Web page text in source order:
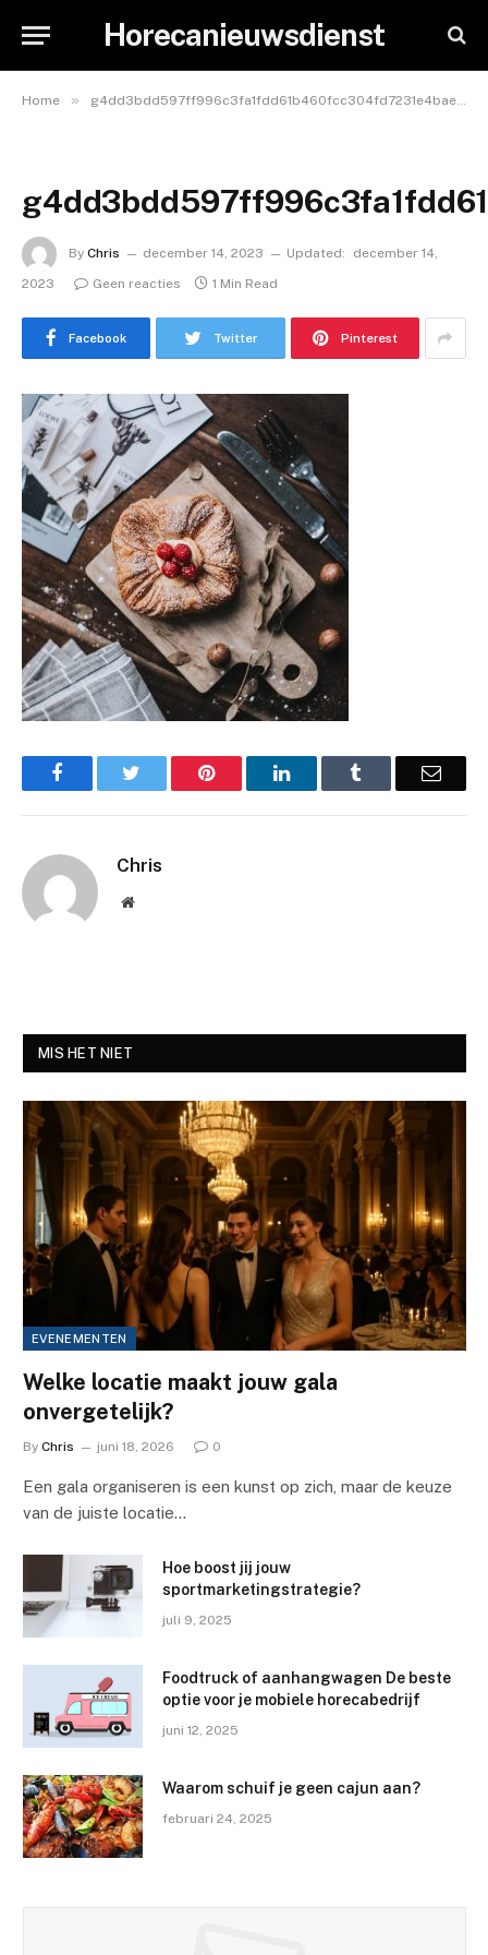
Horecanieuwsdienst
Home » g4dd3bdd597ff996c3fa1fdd61b460fcc304fd7231e4bae9526a42f0dfd1ebb8fdef8a565bd92772ec7998b950a50198a5b1183374a5ce3348df175d9cc467c7d_640
By Chris december 14, 2023 Updated:
december 14,
2023
Geen reacties 1 Min Read
Facebook Twitter Pinterest
Facebook Pinterest LinkedIn Email
Chris
Website
MIS HET NIET
EVENEMENTEN
Welke locatie maakt jouw gala
onvergetelijk?
By Chris juni 18, 2026 0
Een gala organiseren is een kunst op zich, maar de keuze
van de juiste locatie…
Hoe boost jij jouw
sportmarketingstrategie?
juli 9, 2025
Foodtruck of aanhangwagen De beste
optie voor je mobiele horecabedrijf
juni 12, 2025
Waarom schuif je geen cajun aan?
februari 24, 2025